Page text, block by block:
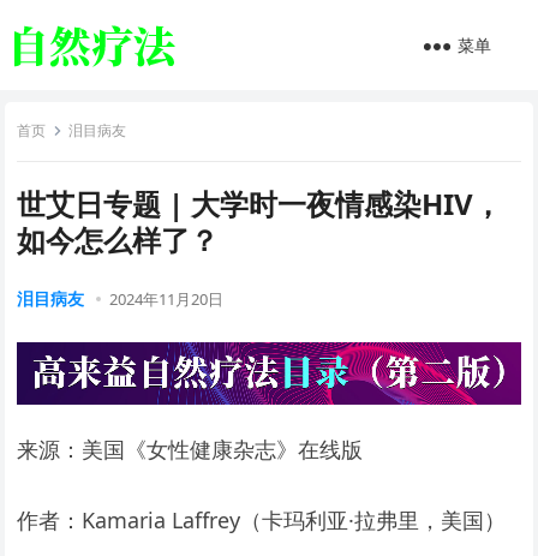
菜单
首页 泪目病友
世艾日专题 | 大学时一夜情感染HIV，
如今怎么样了？
泪目病友 2024年11月20日
来源：美国《女性健康杂志》在线版
作者：Kamaria Laffrey（卡玛利亚·拉弗里，美国）